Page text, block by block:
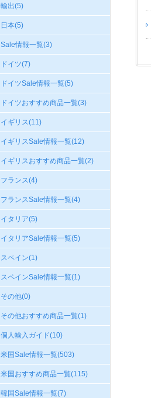
輸出(5)
日本(5)
Sale情報一覧(3)
ドイツ(7)
ドイツSale情報一覧(5)
ドイツおすすめ商品一覧(3)
イギリス(11)
イギリスSale情報一覧(12)
イギリスおすすめ商品一覧(2)
フランス(4)
フランスSale情報一覧(4)
イタリア(5)
イタリアSale情報一覧(5)
スペイン(1)
スペインSale情報一覧(1)
その他(0)
その他おすすめ商品一覧(1)
個人輸入ガイド(10)
米国Sale情報一覧(503)
米国おすすめ商品一覧(115)
韓国Sale情報一覧(7)